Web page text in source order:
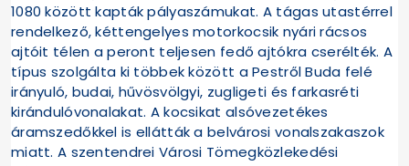
1080 között kapták pályaszámukat. A tágas utastérrel
rendelkező, kéttengelyes motorkocsik nyári rácsos
ajtóit télen a peront teljesen fedő ajtókra cserélték. A
típus szolgálta ki többek között a Pestről Buda felé
irányuló, budai, hűvösvölgyi, zugligeti és farkasréti
kirándulóvonalakat. A kocsikat alsóvezetékes
áramszedőkkel is ellátták a belvárosi vonalszakaszok
miatt. A szentendrei Városi Tömegközlekedési